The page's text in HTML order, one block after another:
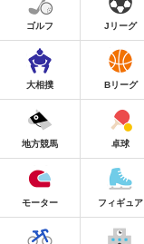
ゴルフ Jリーグ
大相撲 Bリーグ
地方競馬 卓球
モーター フィギュア